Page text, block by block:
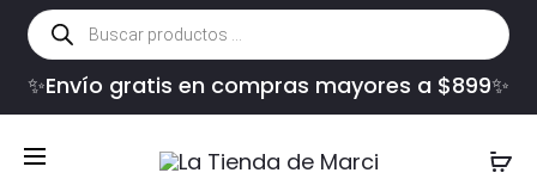
Búsqueda
de
productos
✨Envío gratis en compras mayores a $899✨